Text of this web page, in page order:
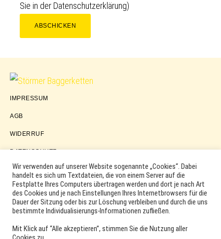
Sie in der Datenschutzerklärung)
ABSCHICKEN
Störmer
IMPRESSUM
AGB
WIDERRUF
DATENSCHUTZ
COPYRIGHT © 2026 · WORDPRESS
LOG IN
MARKEN, ERSATZTEILNUMMERN, PRODUKTNAMEN SOWIE
PRODUKTABBILDUNGEN UND LOGOS WERDEN NUR ZUR
IDENTIFIKATION DER PRODUKTE VERWENDET UND KÖNNEN
EINGETRAGENE MARKEN DER ENTSPRECHENDEN
HERSTELLER SEIN. VERWENDETE MARKEN- UND
Wir verwenden auf unserer Website sogenannte „Cookies“. Dabei
handelt es sich um Textdateien, die von einem Server auf die
Festplatte Ihres Computers übertragen werden und dort je nach Art
des Cookies und je nach Einstellungen Ihres Internetbrowsers für die
Dauer der Sitzung oder bis zur Löschung verbleiben und durch die uns
bestimmte Individualisierungs-Informationen zufließen.
Mit Klick auf “Alle akzeptieren”, stimmen Sie die Nutzung aller